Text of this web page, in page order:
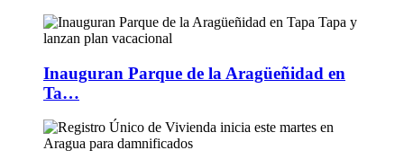
Inauguran Parque de la Aragüeñidad en
Ta…